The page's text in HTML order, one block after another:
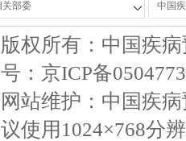
版权所有：中国疾
号：京ICP备
网站维护：中国疾
议使用1024×768分